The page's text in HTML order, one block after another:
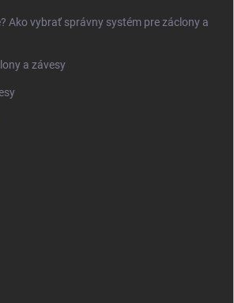
Ako vybrať správny systém pre záclony a
a závesy